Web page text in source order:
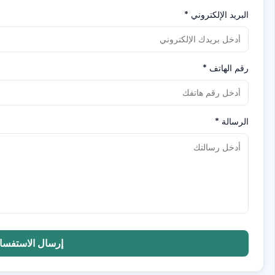
البريد الإلكتروني *
رقم الهاتف *
الرسالة *
إرسال